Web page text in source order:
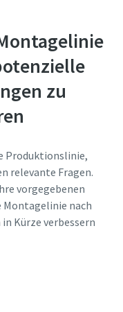
zu
Produktionslinie,
relevante Fragen.
vorgegebenen
Montagelinie nach
Kürze verbessern